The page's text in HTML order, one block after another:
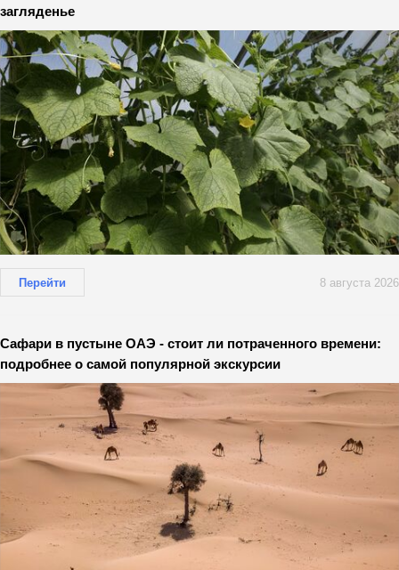
загляденье
Перейти 8 августа 2026
Сафари в пустыне ОАЭ - стоит ли потраченного времени:
подробнее о самой популярной экскурсии